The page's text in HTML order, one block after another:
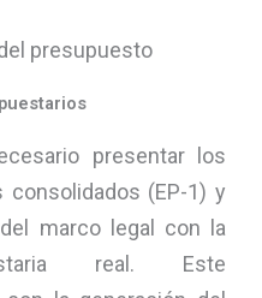
presupuesto
presentar los
(EP-1) y
marco legal con la
real. Este